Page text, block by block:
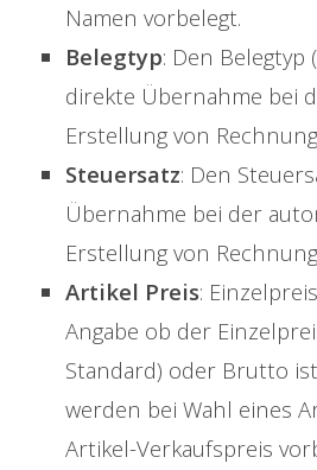
Namen vorbelegt.
Belegtyp: Den
direkte Übernahme bei
Erstellung von
Steuersatz: Den
Übernahme bei der
Erstellung von
Artikel Preis:
Angabe ob der
Standard) oder Brutto
werden bei Wahl eines
Artikel-Verkaufspreis